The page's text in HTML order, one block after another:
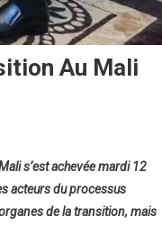
Au Mali
s’est achevée mardi 12
acteurs du processus
de la transition, mais